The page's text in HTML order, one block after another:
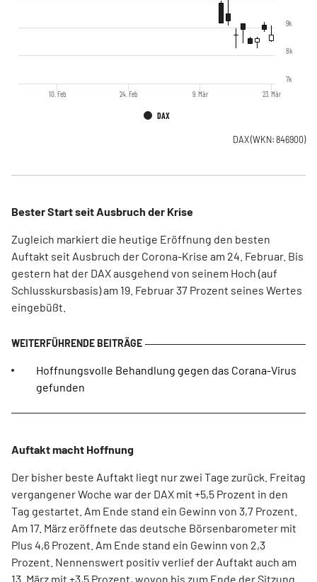
DAX
10. Feb 24. Feb 9. Mär 23. Mär
7k
8k
9k
DAX(WKN: 846900)
Bester Start seit Ausbruch der Krise
Zugleich markiert die heutige Eröffnung den besten
Auftakt seit Ausbruch der Corona-Krise am 24. Februar. Bis
gestern hat der DAX ausgehend von seinem Hoch (auf
Schlusskursbasis) am 19. Februar 37 Prozent seines Wertes
eingebüßt.
Hoffnungsvolle Behandlung gegen das Corana-Virus
gefunden
Auftakt macht Hoffnung
Der bisher beste Auftakt liegt nur zwei Tage zurück. Freitag
vergangener Woche war der DAX mit +5,5 Prozent in den
Tag gestartet. Am Ende stand ein Gewinn von 3,7 Prozent.
Am 17. März eröffnete das deutsche Börsenbarometer mit
Plus 4,6 Prozent. Am Ende stand ein Gewinn von 2,3
Prozent. Nennenswert positiv verlief der Auftakt auch am
13. März mit +3,5 Prozent, wovon bis zum Ende der Sitzung